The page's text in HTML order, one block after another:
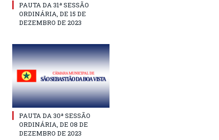
PAUTA DA 31ª SESSÃO
ORDINÁRIA, DE 15 DE
DEZEMBRO DE 2023
PAUTA DA 30ª SESSÃO
ORDINÁRIA, DE 08 DE
DEZEMBRO DE 2023